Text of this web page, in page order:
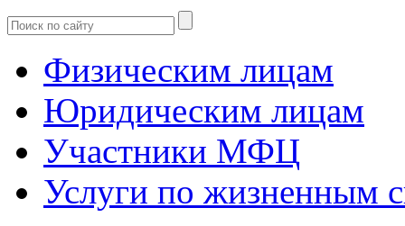
Физическим лицам
Юридическим лицам
Участники МФЦ
Услуги по жизненным